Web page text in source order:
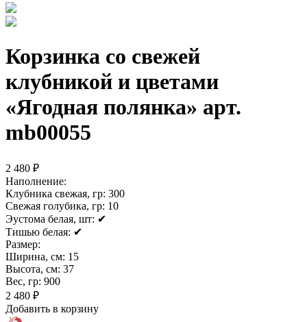
Корзинка со свежей
клубникой и цветами
«Ягодная полянка» арт.
mb00055
2 480 ₽
Наполнение:
Клубника свежая, гр: 300
Свежая голубика, гр: 10
Эустома белая, шт: ✔
Тишью белая: ✔
Размер:
Ширина, см: 15
Высота, см: 37
Вес, гр: 900
2 480 ₽
Добавить в корзину